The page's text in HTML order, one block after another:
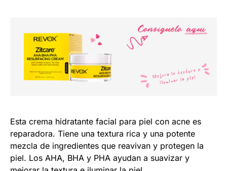
Esta crema hidratante facial para piel con acne es
reparadora. Tiene una textura rica y una potente
mezcla de ingredientes que reavivan y protegen la
piel. Los AHA, BHA y PHA ayudan a suavizar y